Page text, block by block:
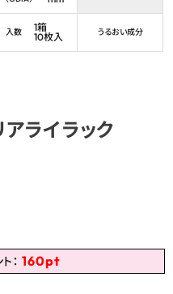
入数
1箱
10枚入
うるおい成分
ライラック
： 160pt